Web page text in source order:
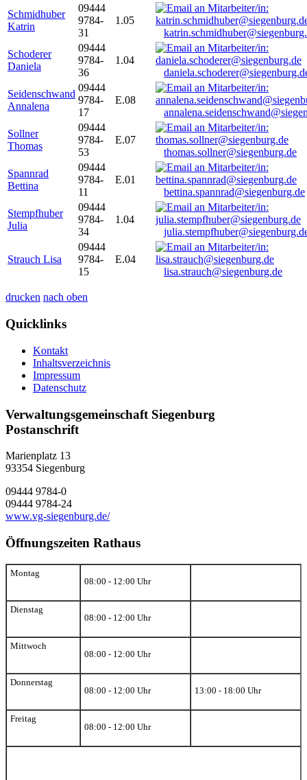
Schmidhuber
Katrin
09444
9784-
31
1.05
Schoderer
Daniela
09444
9784-
36
1.04
Seidenschwand
Annalena
09444
9784-
17
E.08
Sollner
Thomas
09444
9784-
53
E.07
thomas.sollner@siegenburg.de
Spannrad
Bettina
09444
9784-
11
E.01
bettina.spannrad@siegenburg.de
Stempfhuber
Julia
09444
9784-
34
1.04
Strauch Lisa
09444
9784-
15
E.04
lisa.strauch@siegenburg.de
drucken nach oben
Quicklinks
Kontakt
Inhaltsverzeichnis
Impressum
Datenschutz
Verwaltungsgemeinschaft Siegenburg
Postanschrift
Marienplatz 13
93354 Siegenburg
09444 9784-0
09444 9784-24
www.vg-siegenburg.de/
Öffnungszeiten Rathaus
Montag
08:00 - 12:00 Uhr
Dienstag
08:00 - 12:00 Uhr
Mittwoch
08:00 - 12:00 Uhr
Donnerstag
08:00 - 12:00 Uhr
13:00 - 18:00 Uhr
Freitag
08:00 - 12:00 Uhr